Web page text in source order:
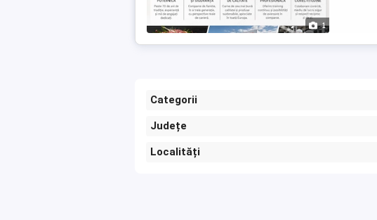
1
Categorii
Județe
Localități